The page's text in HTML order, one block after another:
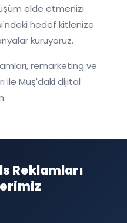
elde etmenizi
hedef kitlenize
kuruyoruz.
remarketing ve
ile Muş'daki dijital
Reklamları